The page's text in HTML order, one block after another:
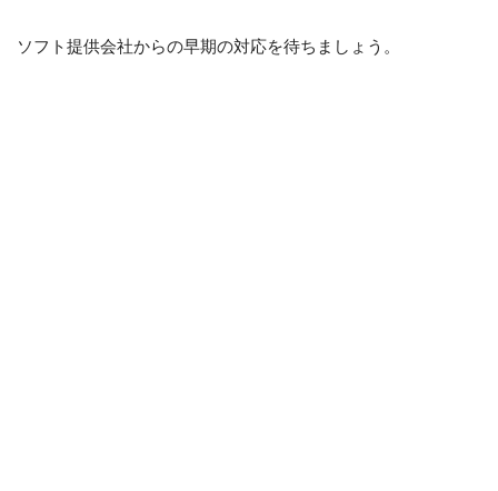
ソフト提供会社からの早期の対応を待ちましょう。